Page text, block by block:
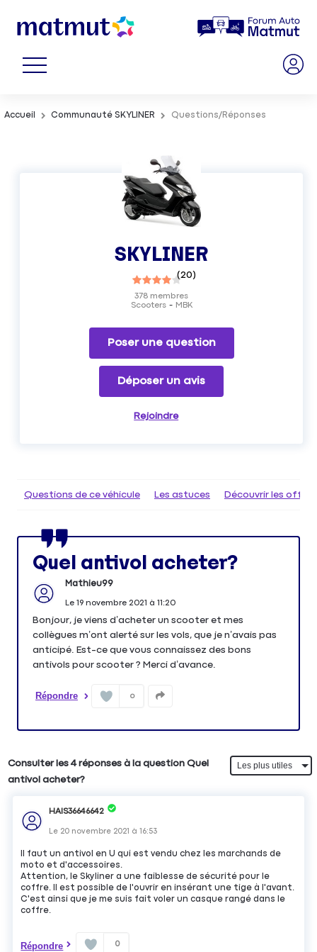
Accueil Communauté SKYLINER Questions/Réponses
SKYLINER
(20)
Scooters MBK
378 membres
Poser une question
Déposer un avis
Rejoindre
Questions de ce véhicule Les astuces Découvrir les
Quel antivol acheter?
Mathieu99
Le 19 novembre 2021 à 11:20
Bonjour, je viens d’acheter un scooter et mes
collègues m’ont alerté sur les vols, que je n’avais pas
anticipé. Est-ce que vous connaissez des bons
antivols pour scooter ? Merci d’avance.
Répondre 0
Consulter les 4 réponses à la question Quel
antivol acheter?
HAIS36646642
Le 20 novembre 2021 à16:53
Il faut un antivol en U qui est vendu chez les marchands de
moto et d'accessoires.
Attention, le Skyliner a une faiblesse de sécurité pour le
coffre. Il est possible de l'ouvrir en insérant une tige à l'avant.
C'est ainsi que je me suis fait voler un casque rangé dans le
coffre.
Répondre 0